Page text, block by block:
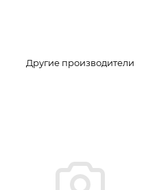
Другие производители